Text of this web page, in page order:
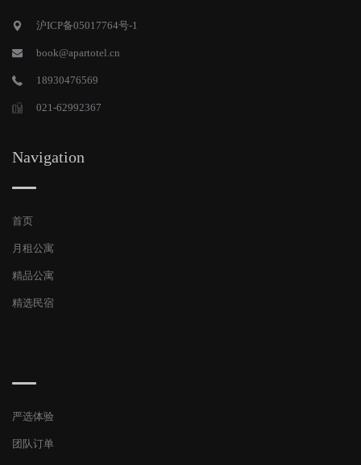
沪ICP备05017764号-1
book@apartotel.cn
18930476569
021-62992367
Navigation
首页
月租公寓
精品公寓
精选民宿
严选体验
团队订单